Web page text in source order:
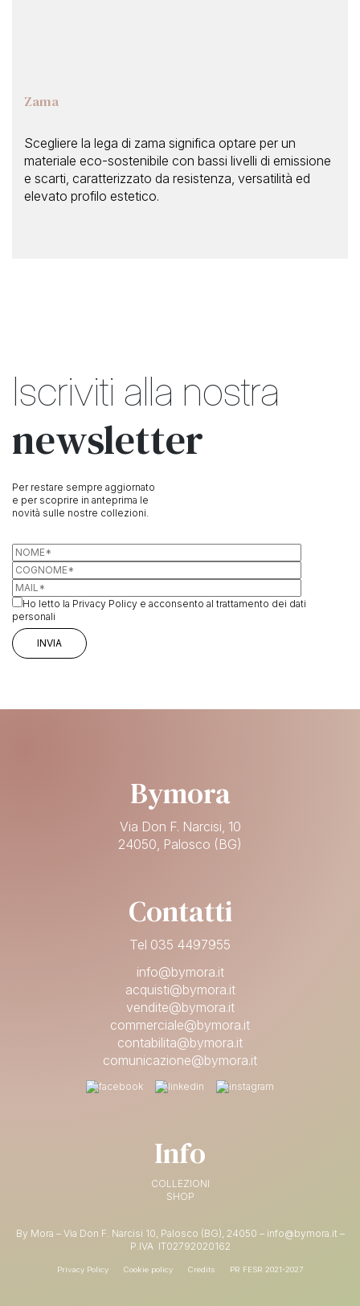
Zama
Scegliere la lega di zama significa optare per un
materiale eco-sostenibile con bassi livelli di emissione
e scarti, caratterizzato da resistenza, versatilità ed
elevato profilo estetico.
Iscriviti alla nostra
newsletter
Per restare sempre aggiornato
e per scoprire in anteprima le
novità sulle nostre collezioni.
Ho letto la Privacy Policy e acconsento al trattamento dei dati
personali
Bymora
Via Don F. Narcisi, 10
24050, Palosco (BG)
Contatti
Tel 035 4497955
info@bymora.it
acquisti@bymora.it
vendite@bymora.it
commerciale@bymora.it
contabilita@bymora.it
comunicazione@bymora.it
Info
COLLEZIONI
SHOP
By Mora – Via Don F. Narcisi 10, Palosco (BG), 24050 – info@bymora.it –
P.IVA IT02792020162
Privacy Policy Cookie policy Credits PR FESR 2021-2027